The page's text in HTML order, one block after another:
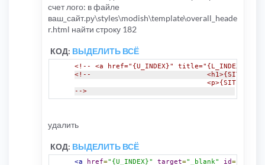
счет лого: в файле
ваш_сайт.ру\styles\modish\template\overall_heade
r.html найти строку 182
КОД: ВЫДЕЛИТЬ ВСЁ
<!-- <a href="{U_INDEX}" title="{L_INDEX}"
<!--
-->
удалить
КОД: ВЫДЕЛИТЬ ВСЁ
<a href="{U_INDEX}" target="_blank" id=